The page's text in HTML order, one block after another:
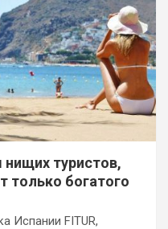
туристов,
только богатого
Испании FITUR,